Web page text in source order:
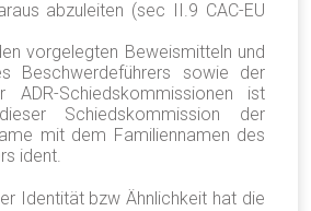
abzuleiten (sec II.9 CAC-EU
vorgelegten Beweismitteln und
Beschwerdeführers sowie der
ADR-Schiedskommissionen ist
Schiedskommission der
mit dem Familiennamen des
ident.
Identität bzw Ähnlichkeit hat die